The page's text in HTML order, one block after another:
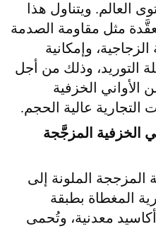
العالم. ويتناول هذا
مثل مقاومة الصدمة
وإمكانية
التوريد، وذلك من أجل
الأواني الخزفية
التجارية عالية الحجم.
الخزفية المزجَّجة
المزججة الملونة إلى
المغطاة بطبقة
معدنية، وتُحمى